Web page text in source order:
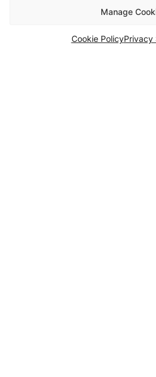
Manage
Cookie PolicyPrivacy